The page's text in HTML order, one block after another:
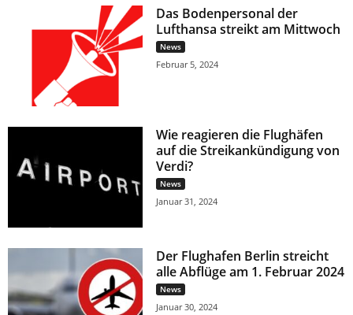
Das Bodenpersonal der
Lufthansa streikt am Mittwoch
News
Februar 5, 2024
Wie reagieren die Flughäfen
auf die Streikankündigung von
Verdi?
News
Januar 31, 2024
Der Flughafen Berlin streicht
alle Abflüge am 1. Februar 2024
News
Januar 30, 2024